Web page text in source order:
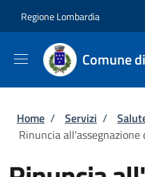
Regione Lombardia
Comune
Briciole di
Home / Servizi /
Rinuncia